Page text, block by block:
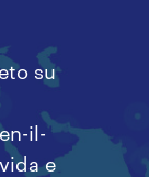
su
il-
e